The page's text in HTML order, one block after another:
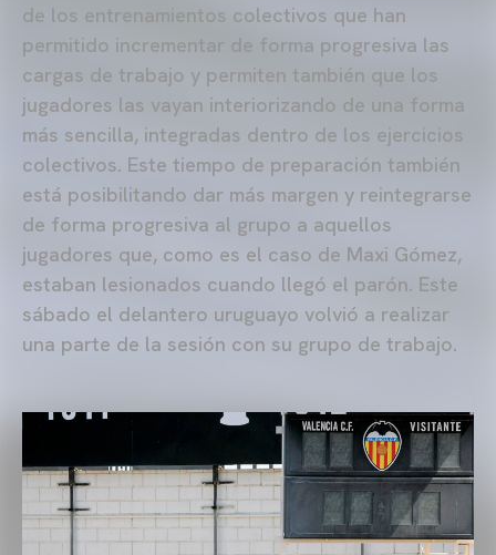
de los entrenamientos colectivos que han
permitido incrementar de forma progresiva las
cargas de trabajo y permiten también que los
jugadores las vayan interiorizando de una forma
más sencilla, integradas dentro de los ejercicios
colectivos. Este tiempo de preparación también
está posibilitando dar más margen y reintegrarse
de forma progresiva al grupo a aquellos
jugadores que, como es el caso de Maxi Gómez,
estaban lesionados cuando llegó el parón. Este
sábado el delantero uruguayo volvió a realizar
una parte de la sesión con su grupo de trabajo.